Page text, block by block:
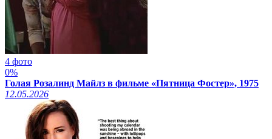
4 фото
0%
Голая Розалинд Майлз в фильме «Пятница Фостер», 1975
12.05.2026